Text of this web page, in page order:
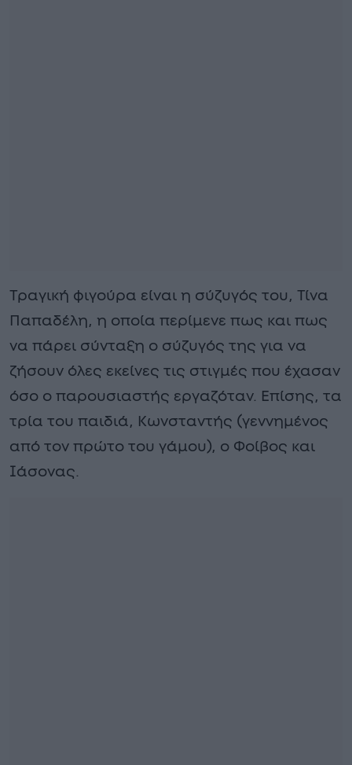
Τραγική φιγούρα είναι η σύζυγός του, Τίνα
Παπαδέλη, η οποία περίμενε πως και πως
να πάρει σύνταξη ο σύζυγός της για να
ζήσουν όλες εκείνες τις στιγμές που έχασαν
όσο ο παρουσιαστής εργαζόταν. Επίσης, τα
τρία του παιδιά, Κωνσταντής (γεννημένος
από τον πρώτο του γάμου), ο Φοίβος και
Ιάσονας.